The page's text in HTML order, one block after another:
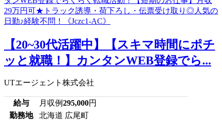
【20~30代活躍中】【スキマ時間にポチ
ッと就職！】カンタンWEB登録でら...
UTエージェント株式会社
給与 月収例295,000円
勤務地
北海道 広尾町